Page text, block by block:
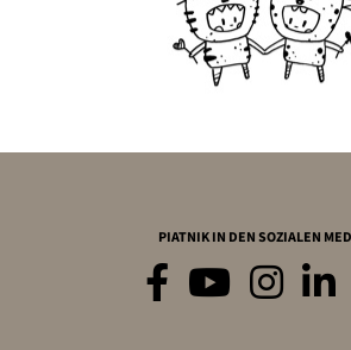
PIATNIK IN DEN SOZIALEN